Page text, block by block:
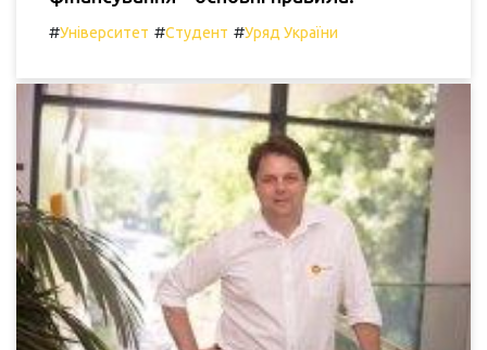
#Університет #Студент #Уряд України